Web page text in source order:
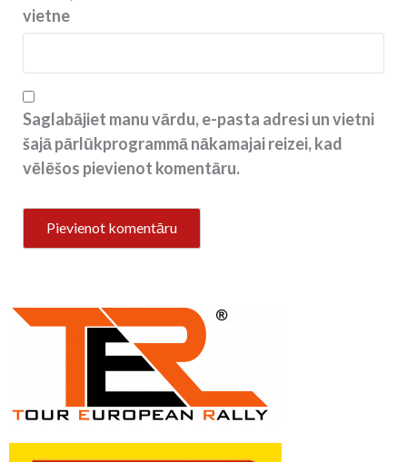
vietne
Saglabājiet manu vārdu, e-pasta adresi un vietni
šajā pārlūkprogrammā nākamajai reizei, kad
vēlēšos pievienot komentāru.